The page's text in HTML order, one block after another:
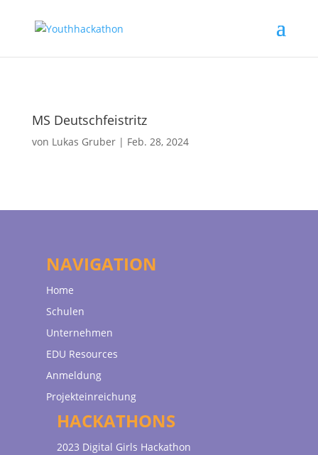
MS Deutschfeistritz
von Lukas Gruber| Feb. 28, 2024
NAVIGATION
Home
Schulen
Unternehmen
EDU Resources
Anmeldung
Projekteinreichung
HACKATHONS
2023 Digital Girls Hackathon